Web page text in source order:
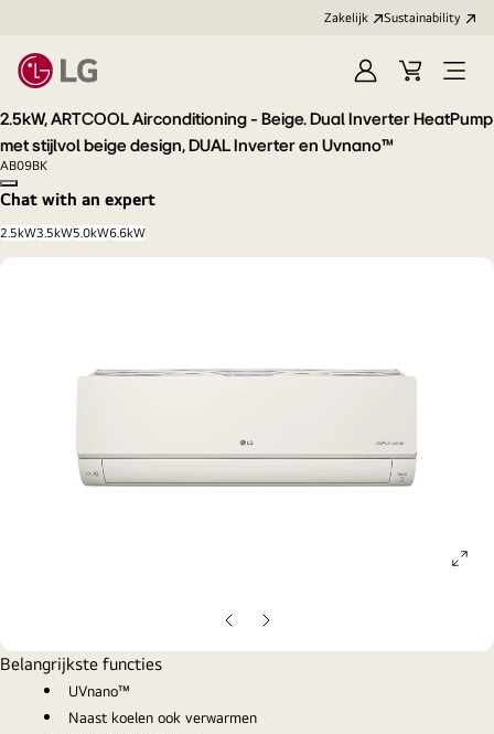
Zakelijk Sustainability
Aanmelden Open
menu
2.5kW, ARTCOOL Airconditioning - Beige. Dual Inverter HeatPump
met stijlvol beige design, DUAL Inverter en Uvnano™
AB09BK
Copy model name
Chat with an expert
2.5kW3.5kW5.0kW6.6kW
Vorige
dia
Volgende
dia
Belangrijkste functies
UVnano™
Naast koelen ook verwarmen